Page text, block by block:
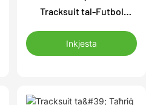
Tracksuit tal-Futbol
Sportiv Ħfief u Nifs
Ġakketta u Qalziet Komdi
Inkjesta